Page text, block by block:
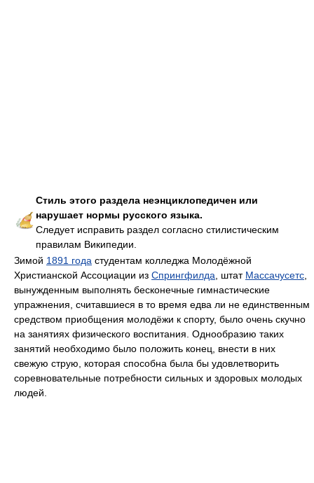
Стиль этого раздела неэнциклопедичен или
нарушает нормы русского языка.
Следует исправить раздел согласно стилистическим
правилам Википедии.
Зимой 1891 года студентам колледжа Молодёжной
Христианской Ассоциации из Спрингфилда , штат Массачусетс
вынужденным выполнять бесконечные гимнастические
упражнения, считавшиеся в то время едва ли не единственным
средством приобщения молодёжи к спорту, было очень скучно
на занятиях физического воспитания. Однообразию таких
занятий необходимо было положить конец, внести в них
свежую струю, которая способна была бы удовлетворить
соревновательные потребности сильных и здоровых молодых
людей.